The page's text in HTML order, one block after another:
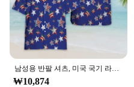
남성용 반팔 셔츠, 미국 국기 라펠 블라우스, 애국 하와이 단추 의류, 미국 독립 기념일, 7 월 4 일
₩10,874